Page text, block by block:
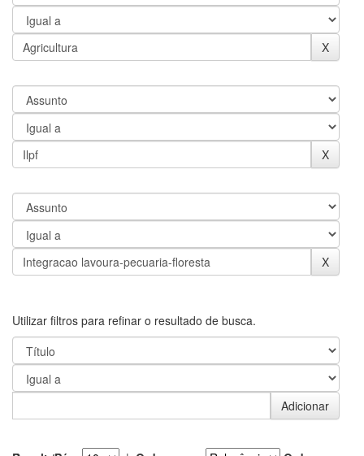
Utilizar filtros para refinar o resultado de busca.